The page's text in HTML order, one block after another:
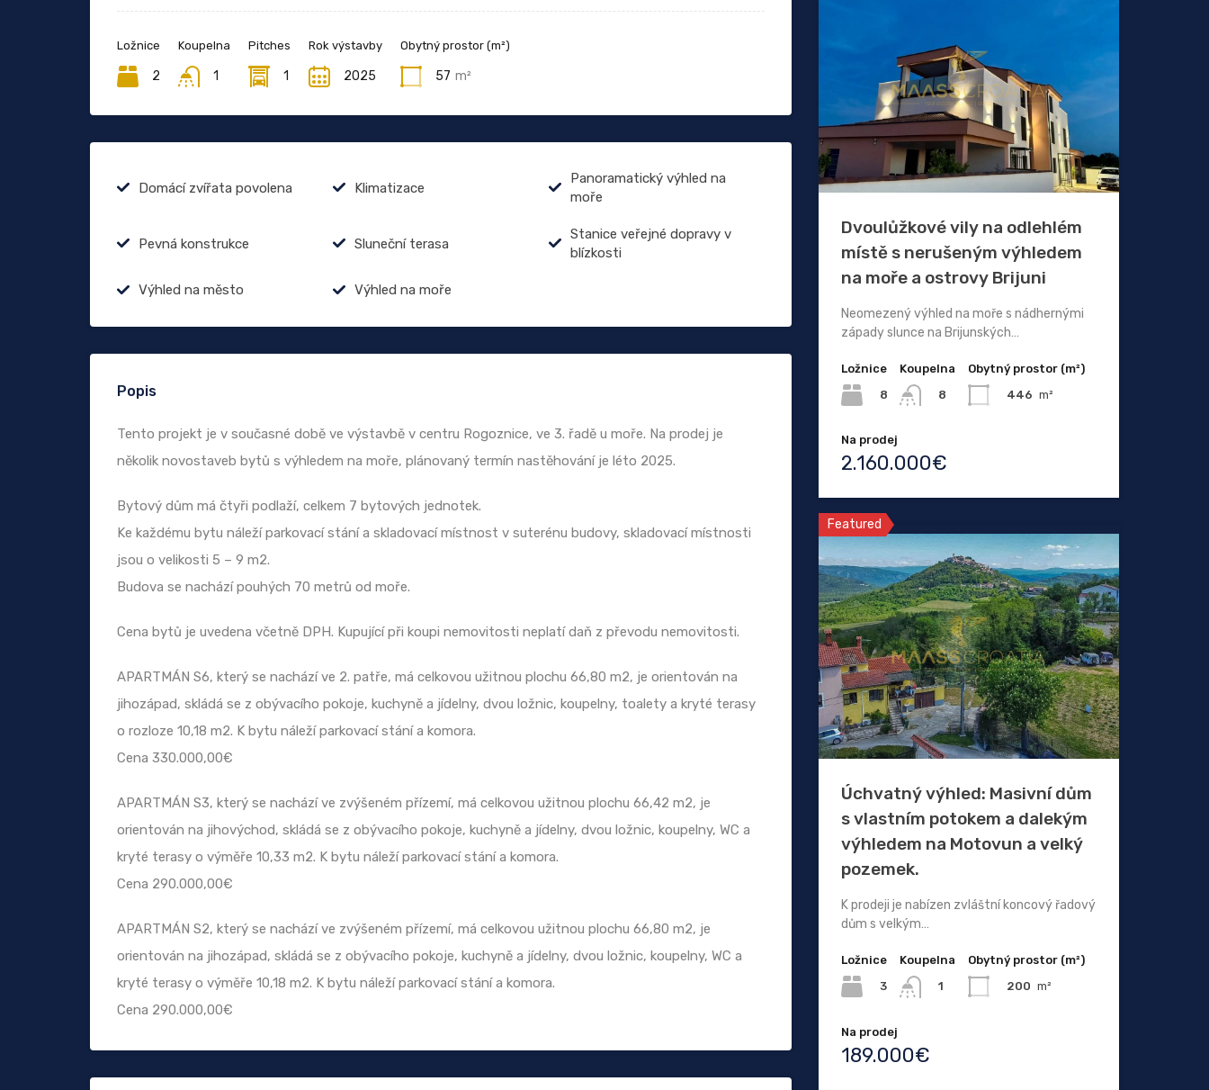
Ložnice
2
Koupelna
1
Pitches
1
Rok výstavby
2025
Obytný prostor (m²)
57 m²
Domácí zvířata povolena Klimatizace
Panoramatický výhled na
moře
Pevná konstrukce Sluneční terasa
Stanice veřejné dopravy v
blízkosti
Výhled na město Výhled na moře
Popis
Tento projekt je v současné době ve výstavbě v centru Rogoznice, ve 3. řadě u moře. Na prodej je
několik novostaveb bytů s výhledem na moře, plánovaný termín nastěhování je léto 2025.
Bytový dům má čtyři podlaží, celkem 7 bytových jednotek.
Ke každému bytu náleží parkovací stání a skladovací místnost v suterénu budovy, skladovací místnosti
jsou o velikosti 5 – 9 m2.
Budova se nachází pouhých 70 metrů od moře.
Cena bytů je uvedena včetně DPH. Kupující při koupi nemovitosti neplatí daň z převodu nemovitosti.
APARTMÁN S6, který se nachází ve 2. patře, má celkovou užitnou plochu 66,80 m2, je orientován na
jihozápad, skládá se z obývacího pokoje, kuchyně a jídelny, dvou ložnic, koupelny, toalety a kryté terasy
o rozloze 10,18 m2. K bytu náleží parkovací stání a komora.
Cena 330.000,00€
APARTMÁN S3, který se nachází ve zvýšeném přízemí, má celkovou užitnou plochu 66,42 m2, je
orientován na jihovýchod, skládá se z obývacího pokoje, kuchyně a jídelny, dvou ložnic, koupelny, WC a
kryté terasy o výměře 10,33 m2. K bytu náleží parkovací stání a komora.
Cena 290.000,00€
APARTMÁN S2, který se nachází ve zvýšeném přízemí, má celkovou užitnou plochu 66,80 m2, je
orientován na jihozápad, skládá se z obývacího pokoje, kuchyně a jídelny, dvou ložnic, koupelny, WC a
kryté terasy o výměře 10,18 m2. K bytu náleží parkovací stání a komora.
Cena 290.000,00€
Dvoulůžkové vily na odlehlém
místě s nerušeným výhledem
na moře a ostrovy Brijuni
Neomezený výhled na moře s nádhernými
západy slunce na Brijunských…
Ložnice
8
Koupelna
8
Obytný prostor (m²)
446 m²
Na prodej
2.160.000€
Featured
Úchvatný výhled: Masivní dům
s vlastním potokem a dalekým
výhledem na Motovun a velký
pozemek.
K prodeji je nabízen zvláštní koncový řadový
dům s velkým…
Ložnice
3
Koupelna
1
Obytný prostor (m²)
200 m²
Na prodej
189.000€